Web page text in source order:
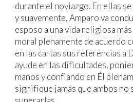
durante el noviazgo. En ellas
y suavemente, Amparo va
esposo a una vida religiosa
moral plenamente de acuerdo
en las cartas sus referencias a
ayude en las dificultades,
manos y confiando en Él
signifique jamás que ambos no